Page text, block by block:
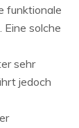
funktionale
Eine solche
sehr
jedoch